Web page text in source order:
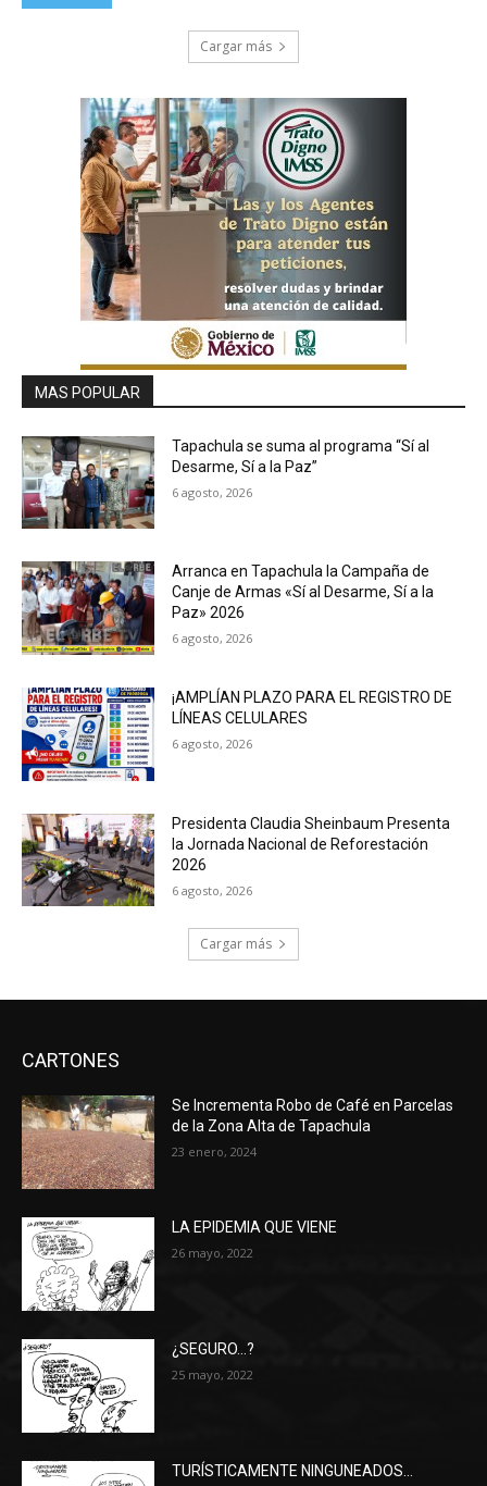
Cargar más
MAS POPULAR
Tapachula se suma al programa “Sí al
Desarme, Sí a la Paz”
6 agosto, 2026
Arranca en Tapachula la Campaña de
Canje de Armas «Sí al Desarme, Sí a la
Paz» 2026
6 agosto, 2026
¡AMPLÍAN PLAZO PARA EL REGISTRO DE
LÍNEAS CELULARES
6 agosto, 2026
Presidenta Claudia Sheinbaum Presenta
la Jornada Nacional de Reforestación
2026
6 agosto, 2026
Cargar más
CARTONES
Se Incrementa Robo de Café en Parcelas
de la Zona Alta de Tapachula
23 enero, 2024
LA EPIDEMIA QUE VIENE
26 mayo, 2022
¿SEGURO…?
25 mayo, 2022
TURÍSTICAMENTE NINGUNEADOS…